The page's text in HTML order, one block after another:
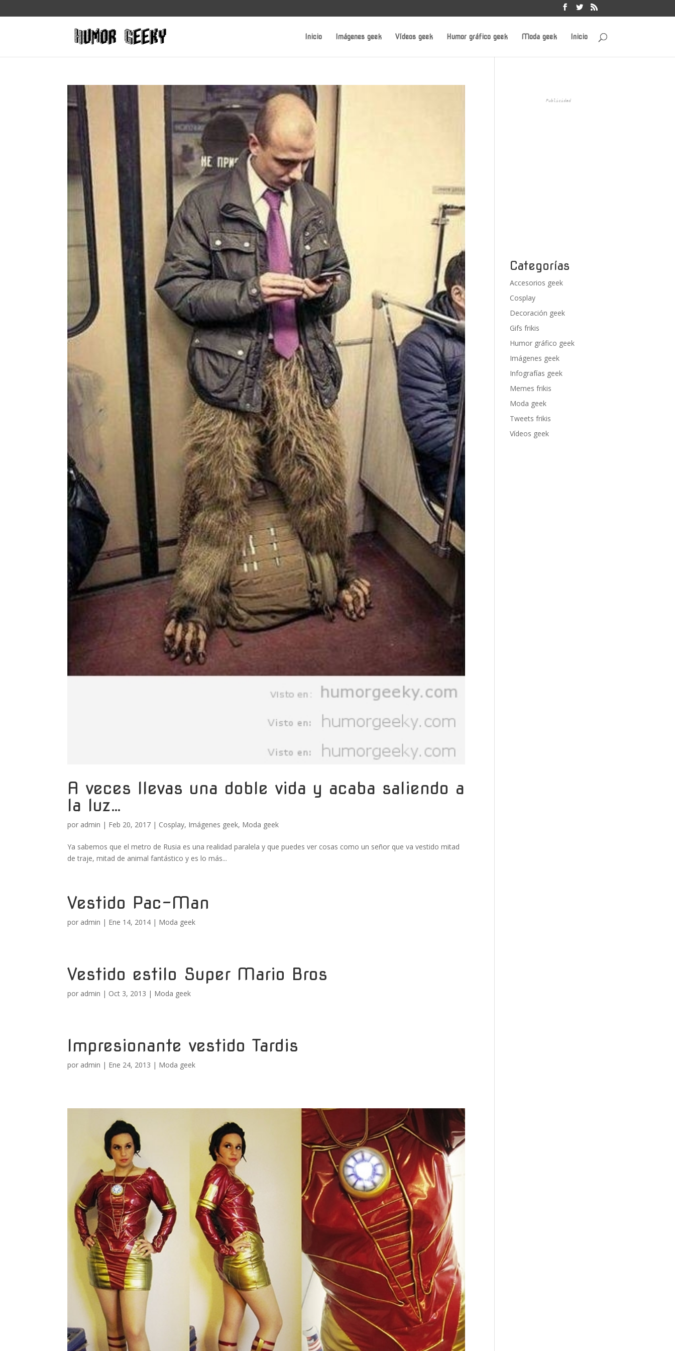
Inicio Imágenes geek Vídeos geek Humor gráfico geek Moda geek Inicio
A veces llevas una doble vida y acaba saliendo a
la luz…
por admin | Feb 20, 2017 | Cosplay, Imágenes geek, Moda geek
Ya sabemos que el metro de Rusia es una realidad paralela y que puedes ver cosas como un señor que va vestido mitad
de traje, mitad de animal fantástico y es lo más...
Vestido Pac-Man
por admin | Ene 14, 2014 | Moda geek
Vestido estilo Super Mario Bros
por admin | Oct 3, 2013 | Moda geek
Impresionante vestido Tardis
por admin | Ene 24, 2013 | Moda geek
Publicidad
Categorías
Accesorios geek
Cosplay
Decoración geek
Gifs frikis
Humor gráfico geek
Imágenes geek
Infografías geek
Memes frikis
Moda geek
Tweets frikis
Vídeos geek